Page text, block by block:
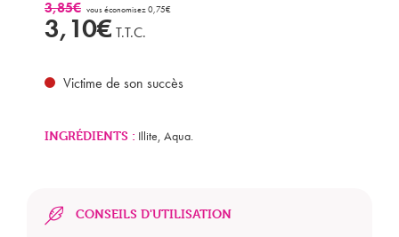
3,85€ vous économisez 0,75€
3,10€ T.T.C.
Victime de son succès
INGRÉDIENTS : Illite, Aqua.
CONSEILS D'UTILISATION